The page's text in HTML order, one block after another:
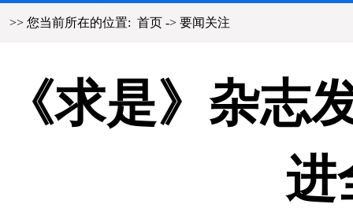
>> 您当前所在的位置: 首页 -> 要闻关注
《求是》杂志
进